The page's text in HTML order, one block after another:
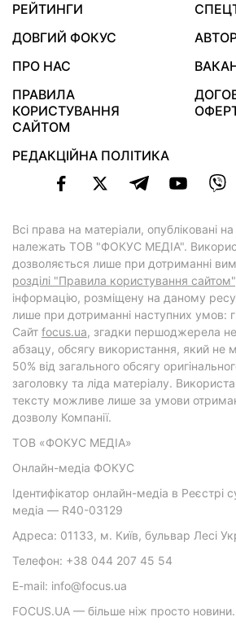
РЕЙТИНГИ
ДОВГИЙ ФОКУС
ПРО НАС
ПРАВИЛА
КОРИСТУВАННЯ
САЙТОМ
РЕДАКЦІЙНА ПОЛІТИКА
Всі права на матеріали, опубліковані
належать ТОВ "ФОКУС МЕДІА".
дозволяється лише при дотриманні
розділі "Правила користування сайтом"
інформацію, розміщену на даному
лише при дотриманні наступних умов:
Cайт focus.ua, згадки першоджерела
абзацу, обсягу використання, який
50% від загального обсягу
заголовку та ліда матеріалу.
тексту можливе лише за умови
дозволу Компанії.
ТОВ «ФОКУС МЕДІА»
Онлайн-медіа ФОКУС
Ідентифікатор онлайн-медіа в Реєстрі
медіа — R40-03129
Адреса: 01133, м. Київ, бульвар Лесі
Телефон: +38 044 207 45 54
E-mail: info@focus.ua
FOCUS.UA — більше ніж просто новини.